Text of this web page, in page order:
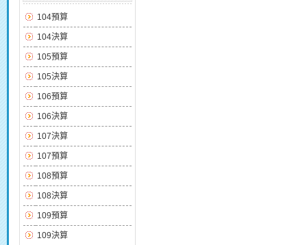
104預算
104決算
105預算
105決算
106預算
106決算
107決算
107預算
108預算
108決算
109預算
109決算